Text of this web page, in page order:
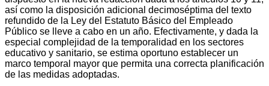
así como la disposición adicional decimoséptima del texto
refundido de la Ley del Estatuto Básico del Empleado
Público se lleve a cabo en un año. Efectivamente, y dada la
especial complejidad de la temporalidad en los sectores
educativo y sanitario, se estima oportuno establecer un
marco temporal mayor que permita una correcta planificación
de las medidas adoptadas.